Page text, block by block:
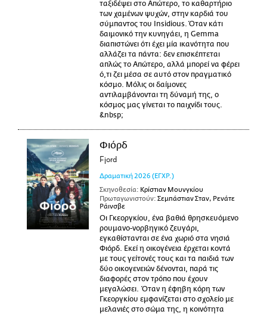
ταξιδέψει στο Απώτερο, το καθαρτήριο
των χαμένων ψυχών, στην καρδιά του
σύμπαντος του Insidious. Όταν κάτι
δαιμονικό την κυνηγάει, η Gemma
διαπιστώνει ότι έχει μία ικανότητα που
αλλάζει τα πάντα: δεν επισκέπτεται
απλώς το Απώτερο, αλλά μπορεί να φέρει
ό,τι ζει μέσα σε αυτό στον πραγματικό
κόσμο. Μόλις οι δαίμονες
αντιλαμβάνονται τη δύναμή της, ο
κόσμος μας γίνεται το παιχνίδι τους.
&nbsp;
Φιόρδ
Fjord
Δραματική 2026 (ΕΓΧΡ.)
Σκηνοθεσία: Κρίστιαν Μουνγκίου
Πρωταγωνιστούν: Σεμπάστιαν Σταν, Ρενάτε
Ράινσβε
Οι Γκεοργκίου, ένα βαθιά θρησκευόμενο
ρουμανο-νορβηγικό ζευγάρι,
εγκαθίστανται σε ένα χωριό στα νησιά
Φιόρδ. Εκεί η οικογένεια έρχεται κοντά
με τους γείτονές τους και τα παιδιά των
δύο οικογενειών δένονται, παρά τις
διαφορές στον τρόπο που έχουν
μεγαλώσει. Όταν η έφηβη κόρη των
Γκεοργκίου εμφανίζεται στο σχολείο με
μελανιές στο σώμα της, η κοινότητα